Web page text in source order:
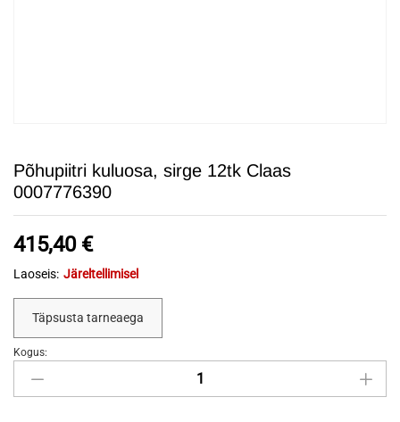
Põhupiitri kuluosa, sirge 12tk Claas
0007776390
415,40 €
Laoseis: Järeltellimisel
Täpsusta tarneaega
Põhupiitri
kuluosa,
Kogus: